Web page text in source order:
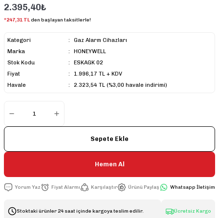
2.395,40₺
*247,31 TLden başlayan taksitlerle!
Kategori
Gaz Alarm Cihazları
Marka
HONEYWELL
Stok Kodu
ESKAGK 02
Fiyat
1.996,17 TL + KDV
Havale
2.323,54 TL (%3,00 havale indirimi)
Sepete Ekle
Hemen Al
Yorum Yaz Fiyat Alarmı Karşılaştır Ürünü Paylaş Whatsapp İletişim
Stoktaki ürünler 24 saat içinde kargoya teslim edilir. Ücretsiz Kargo